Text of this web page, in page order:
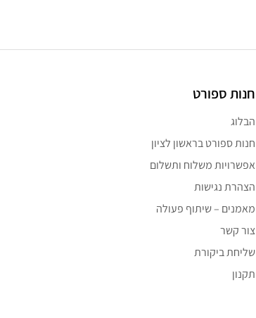
חנות ספורט
הבלוג
חנות ספורט בראשון לציון
אפשרויות משלוח ותשלום
הצהרת נגישות
מאמנים – שיתוף פעולה
צור קשר
שליחת ביקורת
תקנון